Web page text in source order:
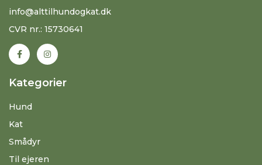
info@alttilhundogkat.dk
CVR nr.: 15730641
Kategorier
Hund
Kat
Smådyr
Til ejeren